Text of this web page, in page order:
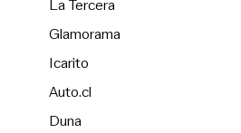
La TerceraOpens in new
Glamorama
Icarito
Auto.cl
DunaOpens in new window